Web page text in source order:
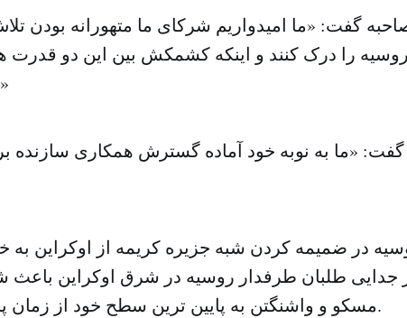
گفت: «ما امیدواریم شرکای ما متهورانه بودن
روسیه را درک کنند و اینکه کشمکش بین این دو
ثبات
گفت: «ما به نوبه خود آماده گسترش همکاری سازنده بر
در ضمیمه کردن شبه جزیره کریمه از اوکراین به
جدایی طلبان طرفدار روسیه در شرق اوکراین
مسکو و واشنگتن به پایین ترین سطح خود از زمان پایان جنگ سرد برسد.